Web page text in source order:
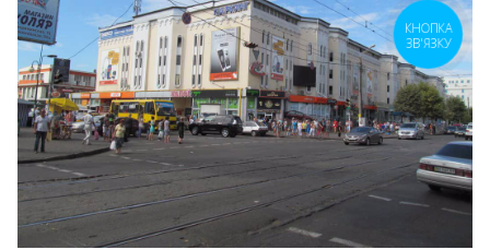
КНОПКА
ЗВ'ЯЗКУ